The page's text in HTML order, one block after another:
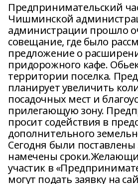
Предпринимательский
Чишминской
администрации прошло
совещание, где было
предложение о
придорожного кафе.
территории поселка.
планирует увеличить
посадочных мест и
прилегающую зону.
просит содействия в
дополнительного
Сегодня были поставлены
намечены
участик в
могут подать заявку на